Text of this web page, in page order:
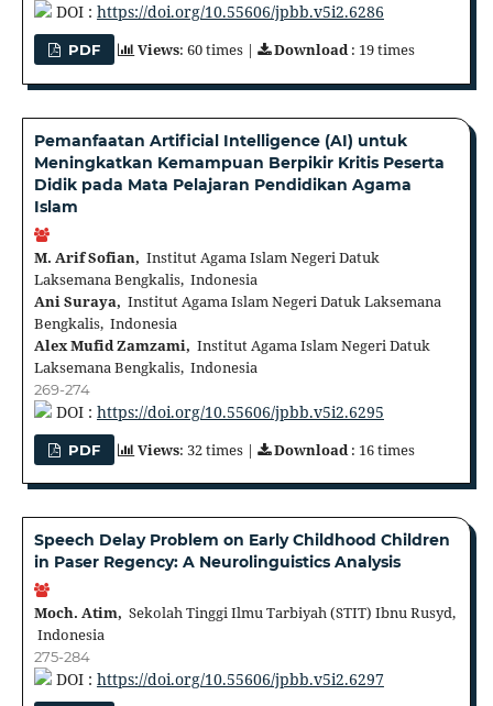
DOI : https://doi.org/10.55606/jpbb.v5i2.6286
PDF Views: 60 times | Download: 19 times
Pemanfaatan Artificial Intelligence (AI) untuk
Meningkatkan Kemampuan Berpikir Kritis Peserta
Didik pada Mata Pelajaran Pendidikan Agama
Islam
M. Arif Sofian, Institut Agama Islam Negeri Datuk
Laksemana Bengkalis, Indonesia
Ani Suraya, Institut Agama Islam Negeri Datuk Laksemana
Bengkalis, Indonesia
Alex Mufid Zamzami, Institut Agama Islam Negeri Datuk
Laksemana Bengkalis, Indonesia
269-274
DOI : https://doi.org/10.55606/jpbb.v5i2.6295
PDF Views: 32 times | Download: 16 times
Speech Delay Problem on Early Childhood Children
in Paser Regency: A Neurolinguistics Analysis
Moch. Atim, Sekolah Tinggi Ilmu Tarbiyah (STIT) Ibnu Rusyd,
Indonesia
275-284
DOI : https://doi.org/10.55606/jpbb.v5i2.6297